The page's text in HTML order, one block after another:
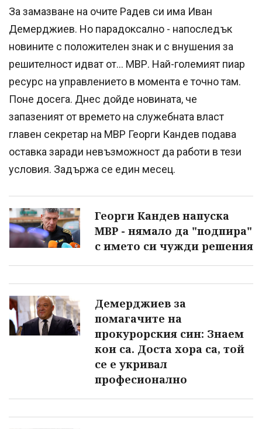
За замазване на очите Радев си има Иван
Демерджиев. Но парадоксално - напоследък
новините с положителен знак и с внушения за
решителност идват от… МВР. Най-големият пиар
ресурс на управлението в момента е точно там.
Поне досега. Днес дойде новината, че
запазеният от времето на служебната власт
главен секретар на МВР Георги Кандев подава
оставка заради невъзможност да работи в тези
условия. Задържа се един месец.
Георги Кандев напуска
МВР - нямало да "подпира"
с името си чужди решения
Демерджиев за
помагачите на
прокурорския син: Знаем
кои са. Доста хора са, той
се е укривал
професионално